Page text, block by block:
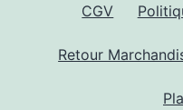
CGV
Retour